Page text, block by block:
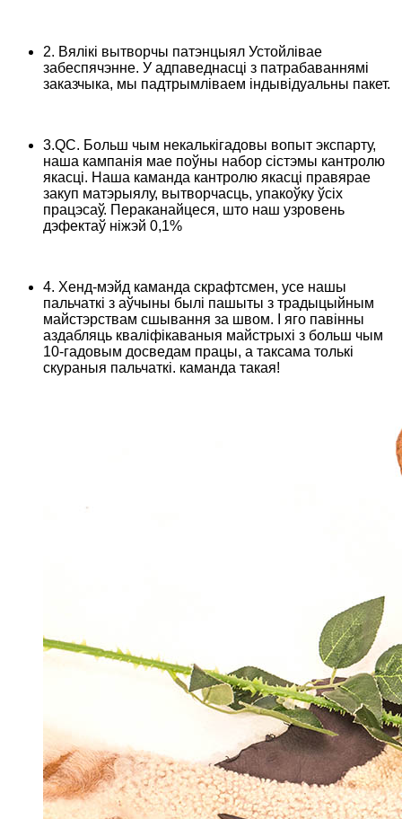
2. Вялікі вытворчы патэнцыял Устойлівае
забеспячэнне. У адпаведнасці з патрабаваннямі
заказчыка, мы падтрымліваем індывідуальны пакет.
3.QC. Больш чым некалькігадовы вопыт экспарту,
наша кампанія мае поўны набор сістэмы кантролю
якасці. Наша каманда кантролю якасці правярае
закуп матэрыялу, вытворчасць, упакоўку ўсіх
працэсаў. Пераканайцеся, што наш узровень
дэфектаў ніжэй 0,1%
4. Хенд-мэйд каманда скрафтсмен, усе нашы
пальчаткі з аўчыны былі пашыты з традыцыйным
майстэрствам сшывання за швом. І яго павінны
аздабляць кваліфікаваныя майстрыхі з больш чым
10-гадовым досведам працы, а таксама толькі
скураныя пальчаткі. каманда такая!